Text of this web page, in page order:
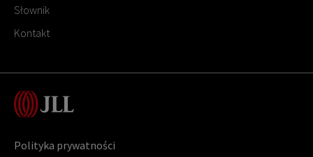
Słownik
Kontakt
Polityka prywatności